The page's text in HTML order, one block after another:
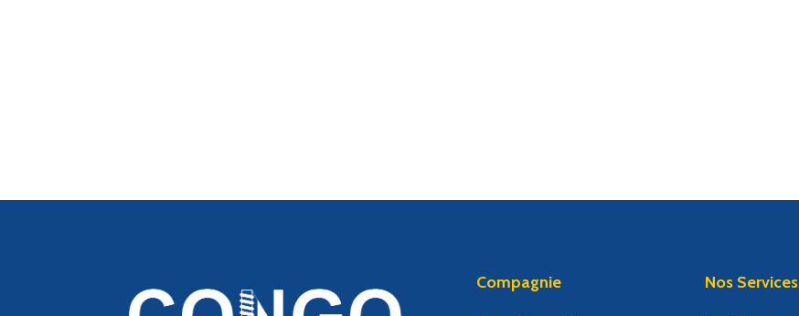
Compagnie Nos Services